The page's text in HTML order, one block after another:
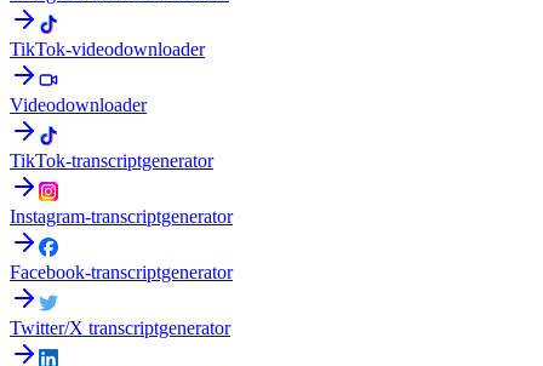
TikTok-videodownloader
Videodownloader
TikTok-transcriptgenerator
Instagram-transcriptgenerator
Facebook-transcriptgenerator
Twitter/X transcriptgenerator